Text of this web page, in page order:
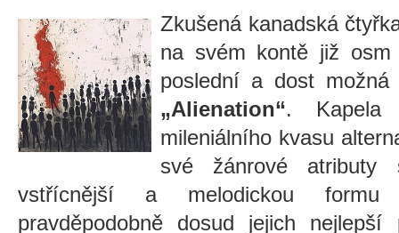
Zkušená kanadská
na svém kontě již osm
poslední a dost
„Alienation“. Kapela
mileniálního kvasu
své žánrové atributy
vstřícnější a melodickou
pravděpodobně dosud jejich